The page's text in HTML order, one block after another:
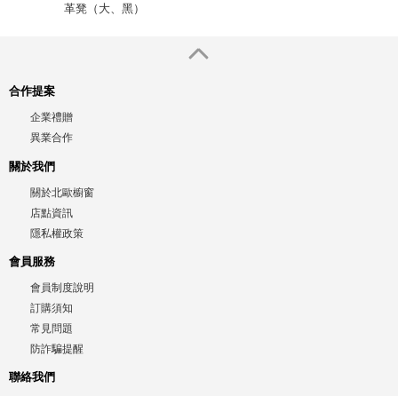
革凳（大、黑）
合作提案
企業禮贈
異業合作
關於我們
關於北歐櫥窗
店點資訊
隱私權政策
會員服務
會員制度說明
訂購須知
常見問題
防詐騙提醒
聯絡我們